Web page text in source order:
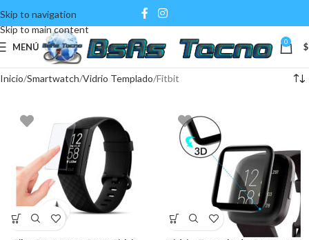
Skip to navigation
Skip to main content
MENÚ 0 $
Inicio Smartwatch Vidrio Templado Fitbit